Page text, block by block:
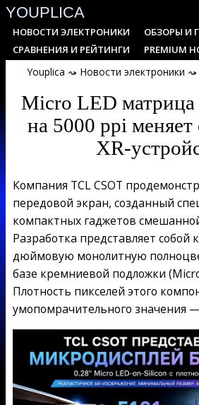
Skip
to
content
YOUPLICA
Primary
Navigation
Menu
НОВОСТИ ЭЛЕКТРОНИКИ
ОБЗОРЫ И
СРАВНЕНИЯ И РЕЙТИНГИ
PREMIUM
Youplica ⤳ Новости электроники ⤳
Micro LED
на 5000 ppi меняет
XR-
Компания TCL CSOT
передовой экран, созданный
компактных гаджетов
Разработка представляет собой
дюймовую монолитную
базе кремниевой подложки
Плотность пикселей этого
умопомрачительного значения